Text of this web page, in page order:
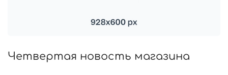
Четвертая новость магазина